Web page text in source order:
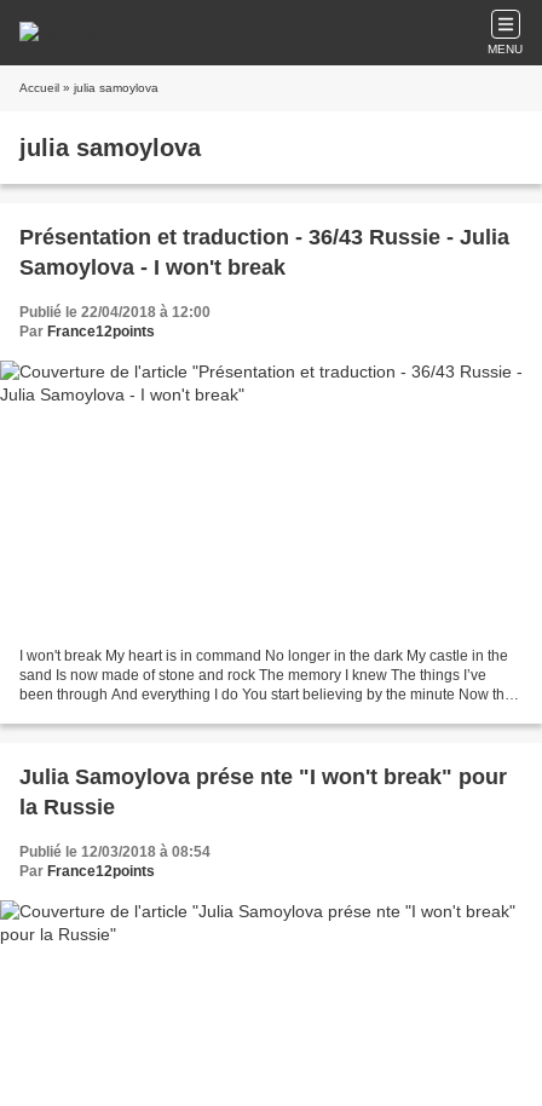
MENU
Accueil » julia samoylova
julia samoylova
Présentation et traduction - 36/43 Russie - Julia
Samoylova - I won't break
Publié le 22/04/2018 à 12:00
Par France12points
I won't break My heart is in command No longer in the dark My castle in the
sand Is now made of stone and rock The memory I knew The things I’ve
been through And everything I do You start believing by the minute Now that
Julia Samoylova prése nte "I won't break" pour
la Russie
Publié le 12/03/2018 à 08:54
Par France12points